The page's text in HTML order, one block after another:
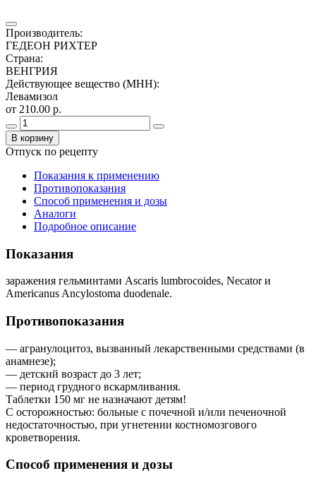
Производитель:
ГЕДЕОН РИХТЕР
Страна:
ВЕНГРИЯ
Действующее вещество (МНН):
Левамизол
от 210.00 р.
В корзину
Отпуск по рецепту
Показания к применению
Противопоказания
Способ применения и дозы
Аналоги
Подробное описание
Показания
заражения гельминтами Ascaris lumbrocoides, Necator и
Americanus Ancylostoma duodenale.
Противопоказания
— агранулоцитоз, вызванный лекарственными средствами (в
анамнезе);
— детский возраст до 3 лет;
— период грудного вскармливания.
Таблетки 150 мг не назначают детям!
С осторожностью: больные с почечной и/или печеночной
недостаточностью, при угнетении костномозгового
кроветворения.
Способ применения и дозы